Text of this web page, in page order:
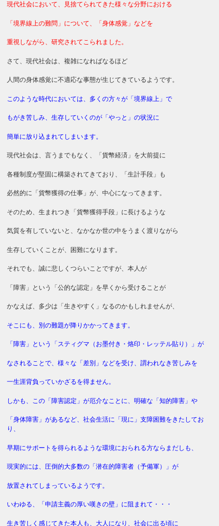
現代社会において、見捨てられてきた様々な分野における
「境界線上の難問」について、「身体感覚」などを
重視しながら、研究されてこられました。
さて、現代社会は、複雑になればなるほど
人間の身体感覚に不適応な事態が生じてきているようです。
このような時代においては、多くの方々が「境界線上」で
もがき苦しみ、生存していくのが「やっと」の状況に
簡単に放り込まれてしまいます。
現代社会は、言うまでもなく、「貨幣経済」を大前提に
各種制度が堅固に構築されてきており、「生計手段」も
必然的に「貨幣獲得の仕事」が、中心になってきます。
そのため、生まれつき「貨幣獲得手段」に長けるような
気質を有していないと、なかなか世の中をうまく渡りながら
生存していくことが、困難になります。
それでも、誠に悲しくつらいことですが、本人が
「障害」という「公的な認定」を早くから受けることが
かなえば、多少は「生きやすく」なるのかもしれませんが、
そこにも、別の難題が降りかかってきます。
「障害」という「スティグマ（お墨付き・烙印・レッテル貼り）」が
なされることで、様々な「差別」などを受け、謂われなき苦しみを
一生涯背負っていかざるを得ません。
しかも、この「障害認定」が厄介なことに、明確な「知的障害」や
「身体障害」があるなど、社会生活に「現に」支障困難をきたしてお
り、
早期にサポートを得られるような環境におられる方ならまだしも、
現実的には、圧倒的大多数の「潜在的障害者（予備軍）」が
放置されてしまっているようです。
いわゆる、「申請主義の厚い嘆きの壁」に阻まれて・・・
生き苦しく感じてきた本人も、大人になり、社会に出る頃に